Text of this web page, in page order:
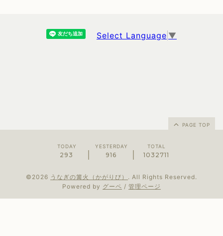
Select Language ▼
PAGE TOP
TODAY
293
YESTERDAY
916
TOTAL
1032711
©2026 うなぎの篝火（かがりび） . All Rights Reserved.
Powered by グーペ / 管理ページ